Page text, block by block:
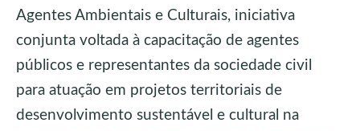
Agentes Ambientais e Culturais, iniciativa
conjunta voltada à capacitação de agentes
públicos e representantes da sociedade civil
para atuação em projetos territoriais de
desenvolvimento sustentável e cultural na